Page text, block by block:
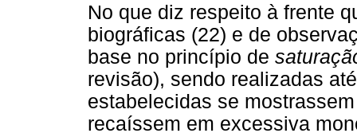
No que diz respeito à frente
biográficas (22) e de
base no princípio de
revisão), sendo realizadas
estabelecidas se
recaíssem em excessiva